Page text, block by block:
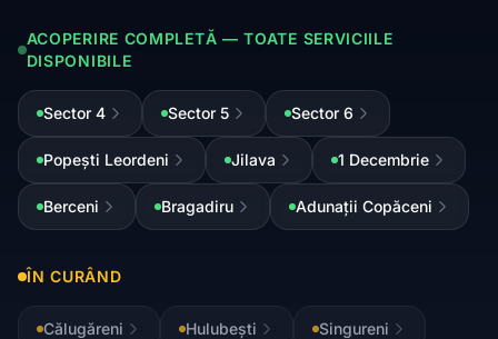
ACOPERIRE COMPLETĂ — TOATE SERVICIILE
DISPONIBILE
Sector 4 Sector 5 Sector 6
Popești Leordeni Jilava 1 Decembrie
Berceni Bragadiru Adunații Copăceni
ÎN CURÂND
Călugăreni Hulubești Singureni